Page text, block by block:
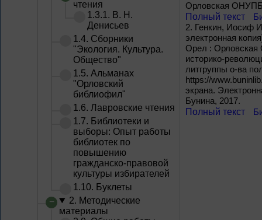
чтения
1.3.1. В. Н.
Денисьев
1.4. Сборники
"Экология. Культура.
Общество"
1.5. Альманах
"Орловский
библиофил"
1.6. Лавровские чтения
1.7. Библиотеки и
выборы: Опыт работы
библиотек по
повышению
гражданско-правовой
культуры избирателей
1.10. Буклеты
2. Методические
материалы
Орловская
Полный текст
2. Генкин, Иосиф
электронная
Орел :
историко-
литгруппы о-ва
https://
экрана.
Бунина, 2017.
Полный текст